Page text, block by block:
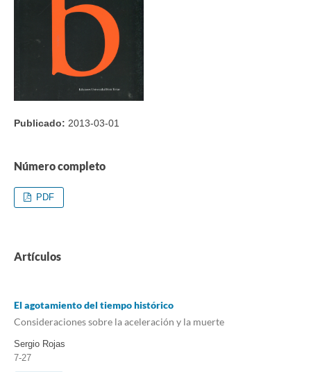
Publicado: 2013-03-01
Número completo
PDF
Artículos
El agotamiento del tiempo histórico
Consideraciones sobre la aceleración y la muerte
Sergio Rojas
7-27